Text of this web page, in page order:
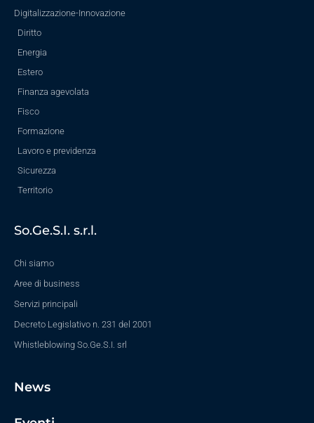
Digitalizzazione-Innovazione
Diritto
Energia
Estero
Finanza agevolata
Fisco
Formazione
Lavoro e previdenza
Sicurezza
Territorio
So.Ge.S.I. s.r.l.
Chi siamo
Aree di business
Servizi principali
Decreto Legislativo n. 231 del 2001
Whistleblowing So.Ge.S.I. srl
News